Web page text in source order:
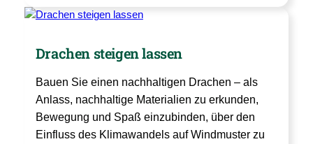
Drachen steigen lassen
Bauen Sie einen nachhaltigen Drachen – als
Anlass, nachhaltige Materialien zu erkunden,
Bewegung und Spaß einzubinden, über den
Einfluss des Klimawandels auf Windmuster zu